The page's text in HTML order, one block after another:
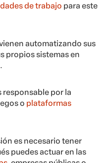
de trabajo para este
automatizando sus
propios sistemas en
responsable por la
o plataformas
es necesario tener
puedes actuar en las